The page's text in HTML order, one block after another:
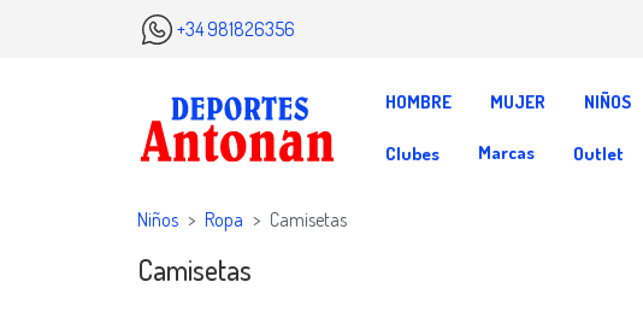
+34 981826356
HOMBRE MUJER NIÑOS
Clubes Marcas Outlet
Niños Ropa Camisetas
Camisetas